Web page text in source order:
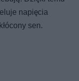
napięcia
sen.